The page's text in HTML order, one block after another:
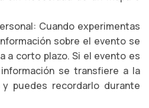
Cuando experimentas
sobre el evento se
a corto plazo. Si el evento es
se transfiere a la
puedes recordarlo durante